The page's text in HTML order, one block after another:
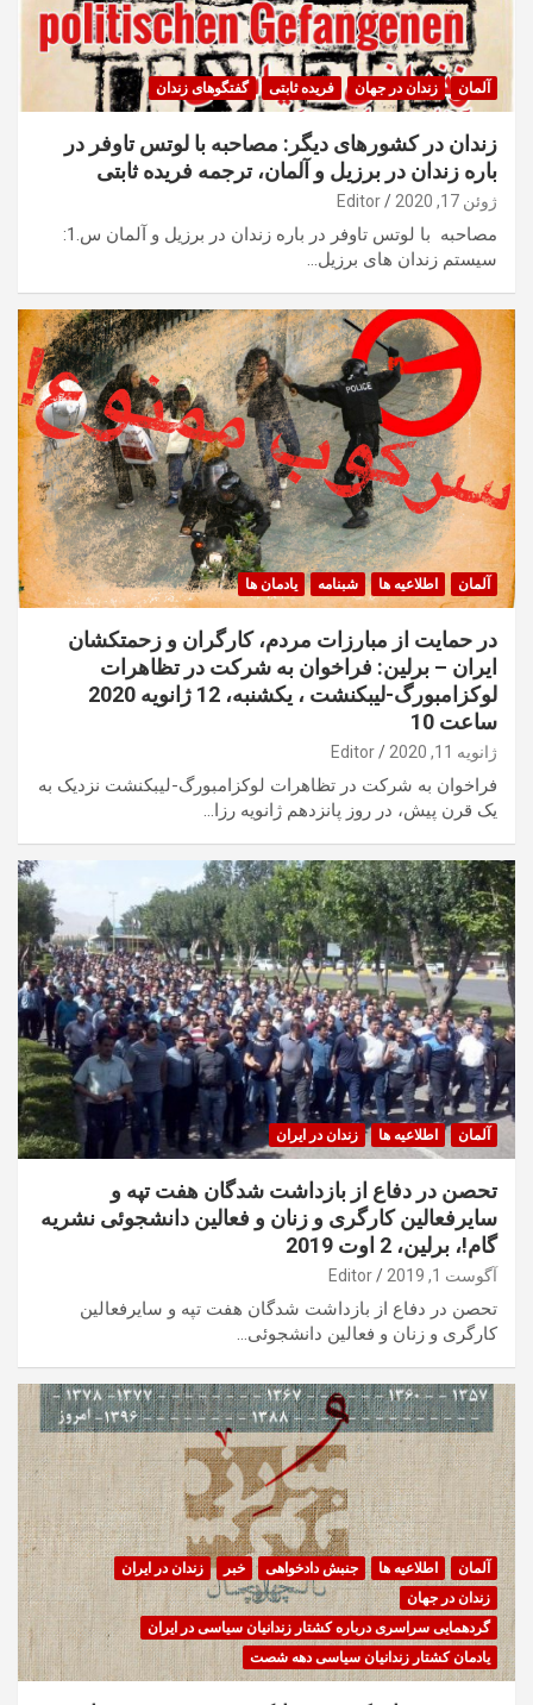
آلمان زندان در جهان فریده ثابتی گفتگوهای زندان
زندان در کشورهای دیگر: مصاحبه با لوتس تاوفر در
باره زندان در برزیل و آلمان، ترجمه فریده ثابتی
ژوئن 17, 2020 Editor
مصاحبه با لوتس تاوفر در باره زندان در برزیل و آلمان س.1:
سیستم زندان های برزیل…
آلمان اطلاعیه ها شبنامه یادمان ها
در حمایت از مبارزات مردم، کارگران و زحمتکشان
ایران – برلین: فراخوان به شرکت در تظاهرات
لوکزامبورگ-لیبکنشت ، یکشنبه، 12 ژانويه 2020
ساعت 10
ژانویه 11, 2020 Editor
فراخوان به شرکت در تظاهرات لوکزامبورگ-لیبکنشت نزدیک به
یک قرن پیش، در روز پانزدهم ژانویه رزا…
آلمان اطلاعیه ها زندان در ایران
تحصن در دفاع از بازداشت شدگان هفت تپه و
سایرفعالین کارگری و زنان و فعالین دانشجوئی نشریه
گام!، برلین، 2 اوت 2019
آگوست 1, 2019 Editor
تحصن در دفاع از بازداشت شدگان هفت تپه و سایرفعالین
کارگری و زنان و فعالین دانشجوئی…
آلمان اطلاعیه ها جنبش دادخواهی خبر
زندان در ایران
زندان در جهان
گردهمایی سراسری درباره کشتار زندانیان سیاسی در ایران
یادمان کشتار زندانیان سیاسی دهه شصت